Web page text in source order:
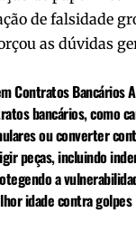
de falsidade
as dúvidas
Contratos Bancários
bancários, como
ou converter
peças, incluindo
a
idade contra golpes